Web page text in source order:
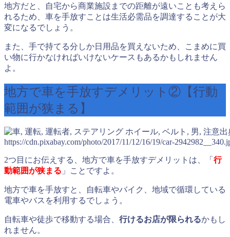
地方だと、自宅から商業施設までの距離が遠いことも考えら
れるため、車を手放すことは生活必需品を調達することが大
変になるでしょう。
また、手で持てる分しか日用品を買えないため、こまめに買
い物に行かなければいけないケースもあるかもしれません
よ。
地方で車を手放すデメリット②【行動
範囲が狭まる】
出
https://cdn.pixabay.com/photo/2017/11/12/16/19/car-
2つ目にお伝えする、地方で車を手放すデメリットは、「 行
動範囲が狭まる 」ことですよ。
地方で車を手放すと、自転車やバイク、地域で循環している
電車やバスを利用するでしょう。
自転車や徒歩で移動する場合、 行けるお店が限られるかもし
れません。